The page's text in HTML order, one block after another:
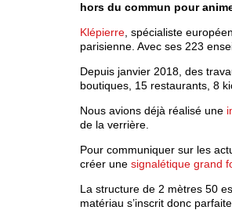
hors du commun pour
Klépierre , spécialiste
parisienne. Avec ses 223
Depuis janvier 2018, des
boutiques, 15 restaurants, 8
Nous avions déjà réalisé une
de la verrière.
Pour communiquer sur les
créer une signalétique grand
La structure de 2 mètres 50
matériau s’inscrit donc